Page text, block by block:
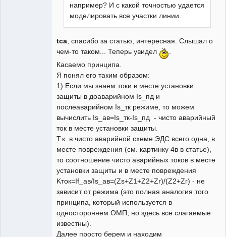
например? И с какой точностью удается
моделировать все участки линии.
tca , спасибо за статью, интересная. Слышал о
чем-то таком... Теперь увидел
Касаемо принципа.
Я понял его таким образом:
1) Если мы знаем токи в месте установки
защиты в доаварийном Is_пд и
послеаварийном Is_тк режиме, то можем
вычислить Is_ав=Is_тк-Is_пд - чисто аварийный
ток в месте установки защиты.
Т.к. в чисто аварийной схеме ЭДС всего одна, в
месте повреждения (см. картинку 4в в статье),
то соотношение чисто аварийных токов в месте
установки защиты и в месте повреждения
Kток=If_ав/Is_ав=(Zs+Z1+Z2+Zr)/(Z2+Zr) - не
зависит от режима (это полная аналогия того
принципа, который используется в
одностороннем ОМП, но здесь все слагаемые
известны).
Далее просто берем и находим